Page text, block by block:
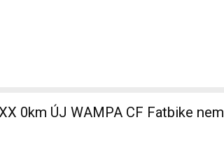
0km ÚJ WAMPA CF Fatbike nem